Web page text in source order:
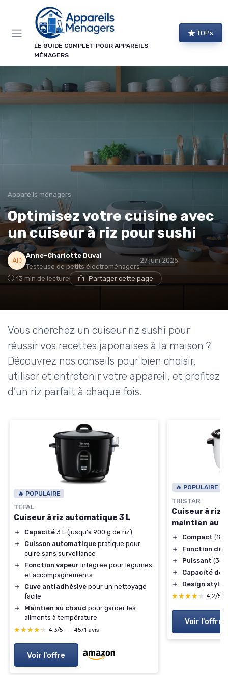
LE GUIDE COMPLET POUR APPAREILS
MÉNAGERS
TOPs
Appareils ménagers
Optimisez votre cuisine avec
un cuiseur à riz pour sushi
Anne-Charlotte Duval
Testeuse de petits électroménagers
27 juin 2025
13 min de lecture Partager cette page
Vous cherchez un cuiseur riz sushi pour
réussir vos recettes japonaises à la maison ?
Découvrez nos conseils pour bien choisir,
utiliser et entretenir votre appareil, et profitez
d’un riz parfait à chaque fois.
🔥 POPULAIRE
TEFAL
Cuiseur à riz automatique 3 L
＋ Capacité 3 L (jusqu'à 900 g de riz)
＋
Cuisson automatique pratique pour
cuire sans surveillance
＋
Fonction vapeur intégrée pour légumes
et accompagnements
＋
Cuve antiadhésive pour un nettoyage
facile
＋
Maintien au chaud pour garder les
aliments à température
★★★★★
★★★★★ 4,3/5 — 4571 avis
Voir l'offre
🔥 POPULAIRE
TRISTAR
Cuiseur à riz
maintien au
＋ Compact (18
＋
Fonction de
＋
Puissant
＋
Capacité de
＋
Design stylé
★★★★★
★★★★★ 4,2/5
Voir l'offre
Panneau de gestion des cookies